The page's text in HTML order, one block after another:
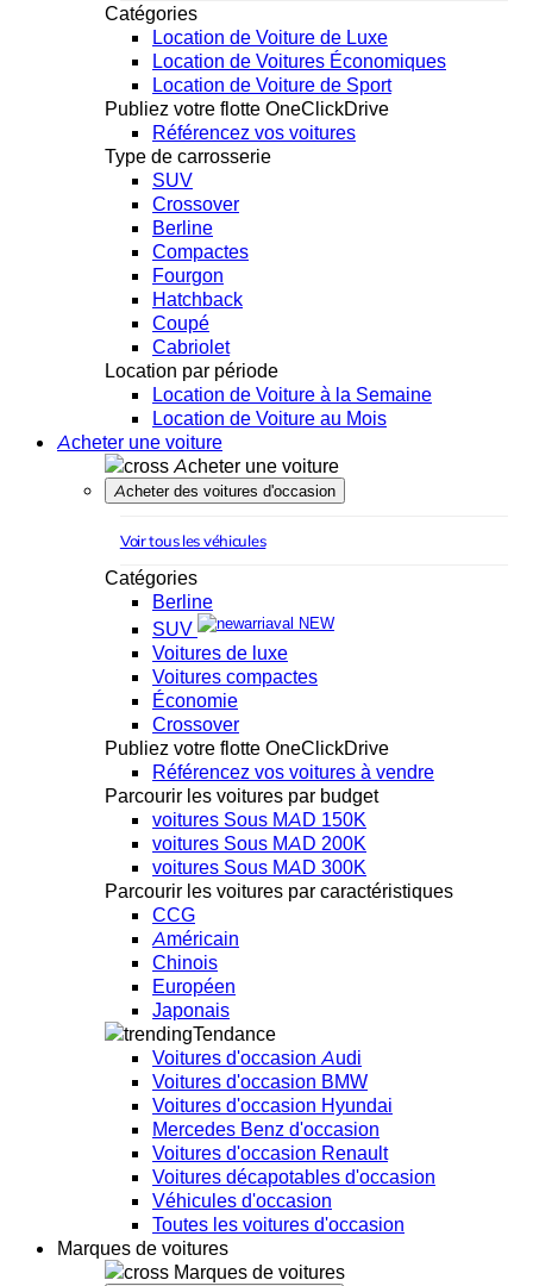
Catégories
Location de Voiture de Luxe
Location de Voitures Économiques
Location de Voiture de Sport
Publiez votre flotte OneClickDrive
Référencez vos voitures
Type de carrosserie
SUV
Crossover
Berline
Compactes
Fourgon
Hatchback
Coupé
Cabriolet
Location par période
Location de Voiture à la Semaine
Location de Voiture au Mois
Acheter une voiture
Acheter une voiture
Acheter des voitures d'occasion
Voir tous les véhicules
Catégories
Berline
SUV
NEW
Voitures de luxe
Voitures compactes
Économie
Crossover
Publiez votre flotte OneClickDrive
Référencez vos voitures à vendre
Parcourir les voitures par budget
voitures Sous MAD 150K
voitures Sous MAD 200K
voitures Sous MAD 300K
Parcourir les voitures par caractéristiques
CCG
Américain
Chinois
Européen
Japonais
Tendance
Voitures d'occasion Audi
Voitures d'occasion BMW
Voitures d'occasion Hyundai
Mercedes Benz d'occasion
Voitures d'occasion Renault
Voitures décapotables d'occasion
Véhicules d'occasion
Toutes les voitures d'occasion
Marques de voitures
Marques de voitures